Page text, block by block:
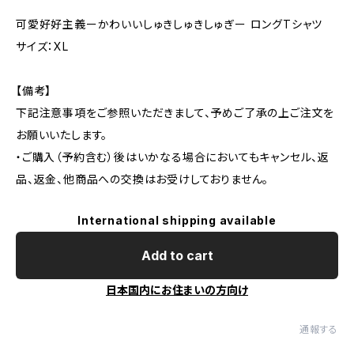
可愛好好主義ーかわいいしゅきしゅきしゅぎー ロングTシャツ
サイズ：XL
【備考】
下記注意事項をご参照いただきまして、予めご了承の上ご注文を
お願いいたします。
・ご購入（予約含む）後はいかなる場合においてもキャンセル、返
品、返金、他商品への交換はお受けしておりません。
International shipping available
Add to cart
日本国内にお住まいの方向け
通報する